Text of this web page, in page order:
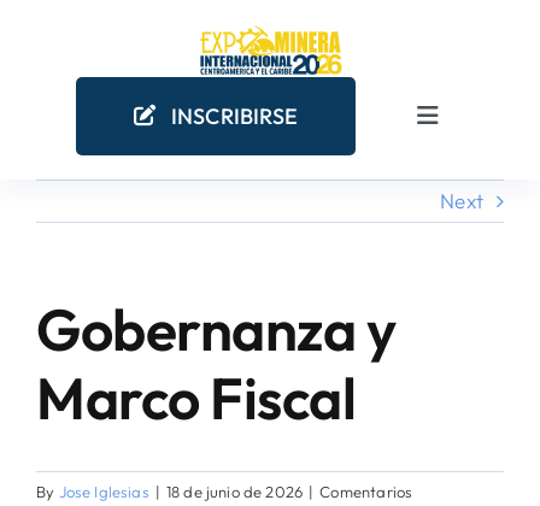
INSCRIBIRSE
Toggle
Next
Gobernanza y
Marco Fiscal
By Jose Iglesias | 18 de junio de 2026 | Comentarios